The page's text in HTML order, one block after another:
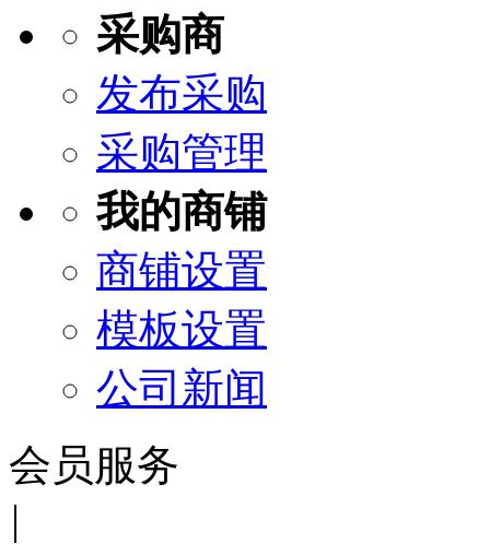
采购商
发布采购
采购管理
我的商铺
商铺设置
模板设置
公司新闻
会员服务
|